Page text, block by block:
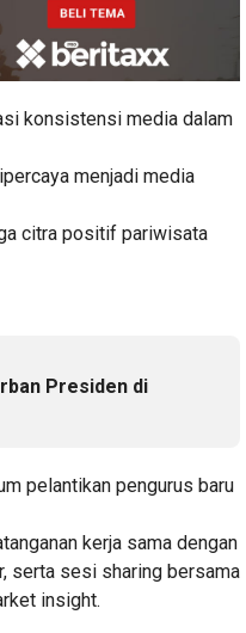
konsistensi media dalam
menjadi media
citra positif pariwisata
Presiden di
pelantikan pengurus baru
kerja sama dengan
serta sesi sharing bersama
insight.